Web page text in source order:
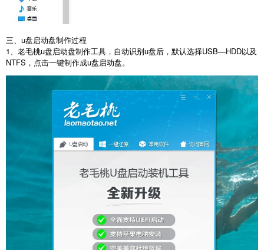
三、u盘启动盘制作过程
1、老毛桃u盘启动盘制作工具，自动识别u盘后，默认选择USB—HDD以及
NTFS，点击一键制作成u盘启动盘。